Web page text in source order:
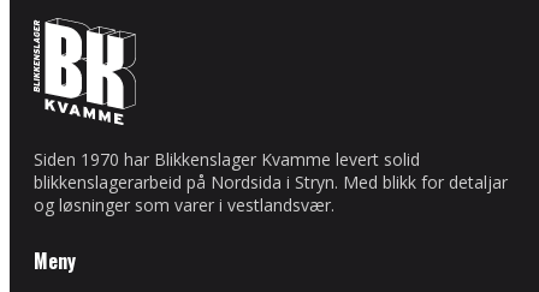
Siden 1970 har Blikkenslager Kvamme levert solid
blikkenslagerarbeid på Nordsida i Stryn. Med blikk for detaljar
og løsninger som varer i vestlandsvær.
Meny